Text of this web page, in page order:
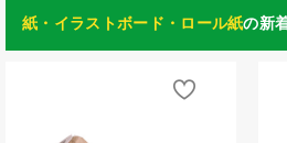
紙・イラストボード・ロール紙の新